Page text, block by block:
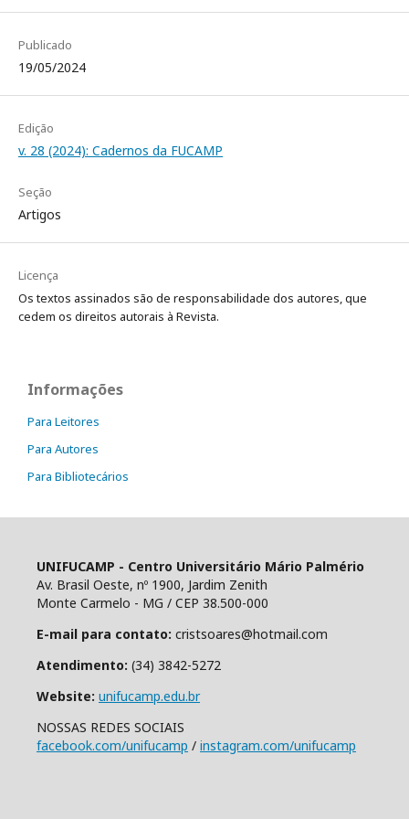
Publicado
19/05/2024
Edição
v. 28 (2024): Cadernos da FUCAMP
Seção
Artigos
Licença
Os textos assinados são de responsabilidade dos autores, que
cedem os direitos autorais à Revista.
Informações
Para Leitores
Para Autores
Para Bibliotecários
UNIFUCAMP - Centro Universitário Mário Palmério
Av. Brasil Oeste, nº 1900, Jardim Zenith
Monte Carmelo - MG / CEP 38.500-000
E-mail para contato: cristsoares@hotmail.com
Atendimento: (34) 3842-5272
Website: unifucamp.edu.br
NOSSAS REDES SOCIAIS
facebook.com/unifucamp / instagram.com/unifucamp